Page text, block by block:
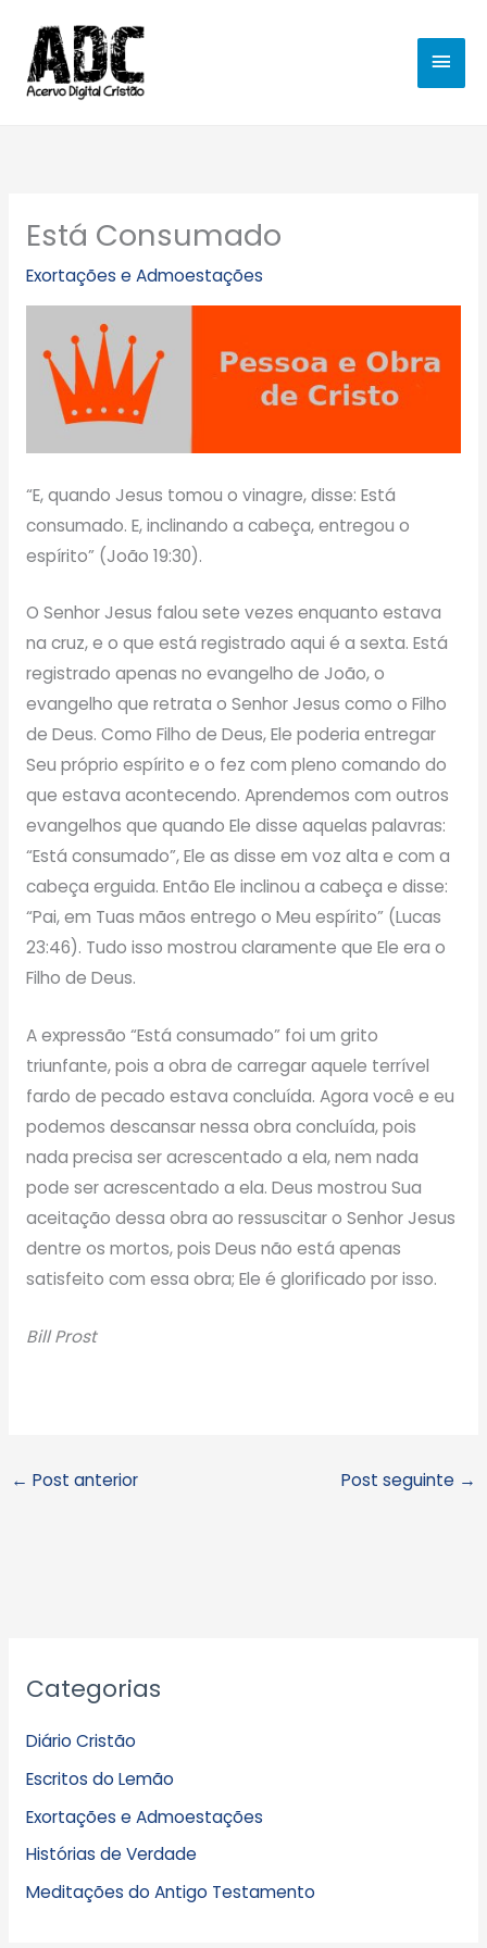
para
conteúdo
Está Consumado
Exortações e Admoestações
“E, quando Jesus tomou o vinagre, disse: Está
consumado. E, inclinando a cabeça, entregou o
espírito” (João 19:30).
O Senhor Jesus falou sete vezes enquanto estava
na cruz, e o que está registrado aqui é a sexta. Está
registrado apenas no evangelho de João, o
evangelho que retrata o Senhor Jesus como o Filho
de Deus. Como Filho de Deus, Ele poderia entregar
Seu próprio espírito e o fez com pleno comando do
que estava acontecendo. Aprendemos com outros
evangelhos que quando Ele disse aquelas palavras:
“Está consumado”, Ele as disse em voz alta e com a
cabeça erguida. Então Ele inclinou a cabeça e disse:
“Pai, em Tuas mãos entrego o Meu espírito” (Lucas
23:46). Tudo isso mostrou claramente que Ele era o
Filho de Deus.
A expressão “Está consumado” foi um grito
triunfante, pois a obra de carregar aquele terrível
fardo de pecado estava concluída. Agora você e eu
podemos descansar nessa obra concluída, pois
nada precisa ser acrescentado a ela, nem nada
pode ser acrescentado a ela. Deus mostrou Sua
aceitação dessa obra ao ressuscitar o Senhor Jesus
dentre os mortos, pois Deus não está apenas
satisfeito com essa obra; Ele é glorificado por isso.
Bill Prost
← Post anterior Post seguinte →
Categorias
Diário Cristão
Escritos do Lemão
Exortações e Admoestações
Histórias de Verdade
Meditações do Antigo Testamento
r
i
v
o
s